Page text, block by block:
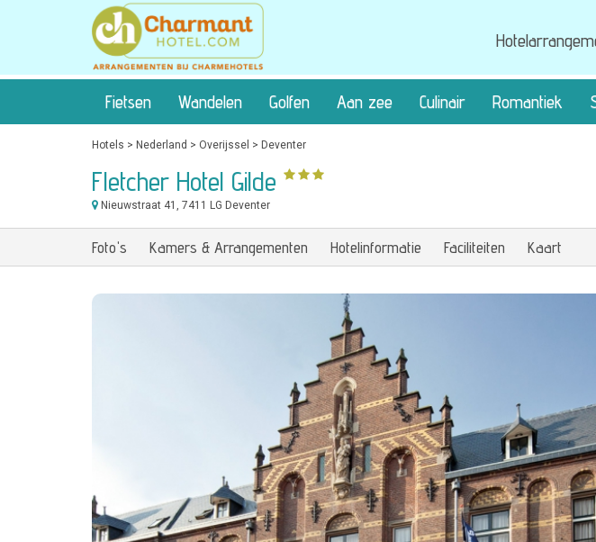
Fietsen Wandelen Golfen Aan zee Culinair Romantiek
Hotels > Nederland > Overijssel > Deventer
Fletcher Hotel Gilde
Nieuwstraat 41, 7411 LG Deventer
Foto's Kamers & Arrangementen Hotelinformatie Faciliteiten Kaart